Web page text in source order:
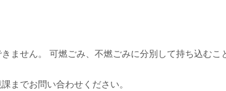
せん。 可燃ごみ、不燃ごみに分別して持ち込むこ
までお問い合わせください。